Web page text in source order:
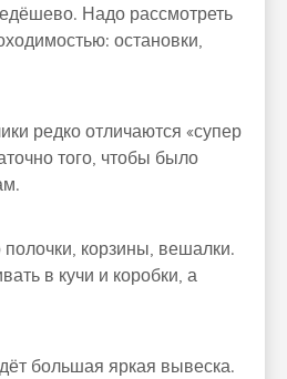
Надо рассмотреть
остановки,
редко отличаются «супер
того, чтобы было
корзины, вешалки.
в кучи и коробки, а
большая яркая вывеска.